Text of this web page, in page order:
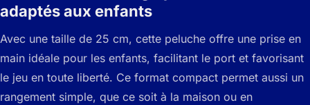
adaptés aux enfants
Avec une taille de 25 cm, cette peluche offre une prise en
main idéale pour les enfants, facilitant le port et favorisant
le jeu en toute liberté. Ce format compact permet aussi un
rangement simple, que ce soit à la maison ou en